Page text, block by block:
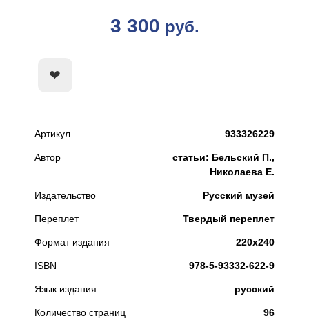
3 300 руб.
Артикул 933326229
Автор
статьи: Бельский П.,
Николаева Е.
Издательство Русский музей
Переплет Твердый переплет
Формат издания 220х240
ISBN 978-5-93332-622-9
Язык издания русский
Количество страниц 96